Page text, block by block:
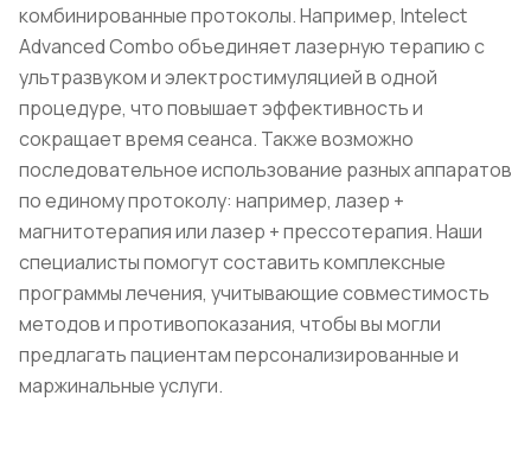
комбинированные протоколы. Например, Intelect
Advanced Combo объединяет лазерную терапию с
ультразвуком и электростимуляцией в одной
процедуре, что повышает эффективность и
сокращает время сеанса. Также возможно
последовательное использование разных аппаратов
по единому протоколу: например, лазер +
магнитотерапия или лазер + прессотерапия. Наши
специалисты помогут составить комплексные
программы лечения, учитывающие совместимость
методов и противопоказания, чтобы вы могли
предлагать пациентам персонализированные и
маржинальные услуги.